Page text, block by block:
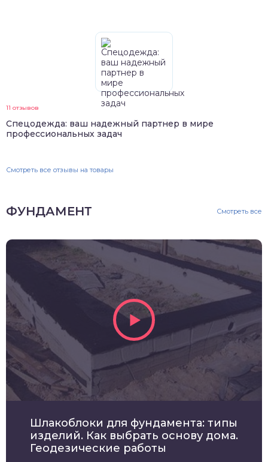
11 отзывов
Спецодежда: ваш надежный партнер в мире
профессиональных задач
Смотреть все отзывы на товары
ФУНДАМЕНТ Смотреть все
Шлакоблоки для фундамента: типы
изделий. Как выбрать основу дома.
Геодезические работы